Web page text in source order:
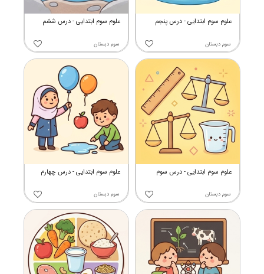
علوم سوم ابتدایی - درس ششم
سوم دبستان
علوم سوم ابتدایی - درس پنجم
سوم دبستان
علوم سوم ابتدایی - درس چهارم
سوم دبستان
علوم سوم ابتدایی - درس سوم
سوم دبستان